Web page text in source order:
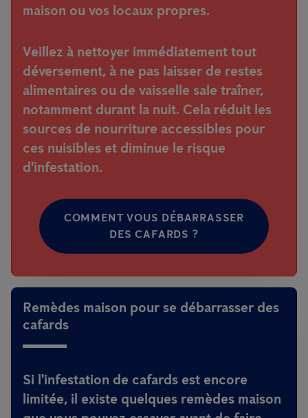
maison ou vos locaux propres.
Veillez à nettoyer immédiatement tout
déversement, à ne pas laisser de restes
alimentaires ou de vaisselle sale traîner,
notamment durant la nuit. Cela réduit les
sources de nourriture accessibles pour
ces nuisibles et diminue le risque
d'infestation.
COMMENT VOUS DÉBARRASSER
DES CAFARDS ?
Remèdes maison pour se débarrasser des
cafards
Si l'infestation de cafards est encore
limitée, il existe quelques remèdes maison